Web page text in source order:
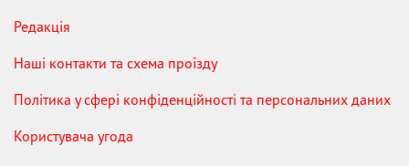
Редакція
Наші контакти та схема проїзду
Політика у сфері конфіденційності та персональних даних
Користувача угода